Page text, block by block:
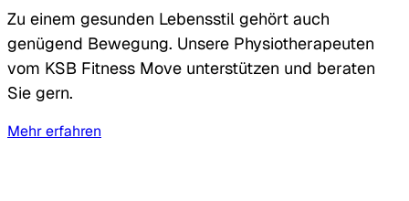
Zu einem gesunden Lebensstil gehört auch
genügend Bewegung. Unsere Physiotherapeuten
vom KSB Fitness Move unterstützen und beraten
Sie gern.
Mehr erfahren